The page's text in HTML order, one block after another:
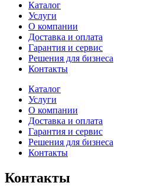
Каталог
Услуги
О компании
Доставка и оплата
Гарантия и сервис
Решения для бизнеса
Контакты
Каталог
Услуги
О компании
Доставка и оплата
Гарантия и сервис
Решения для бизнеса
Контакты
Контакты